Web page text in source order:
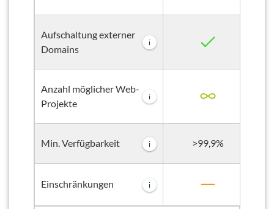
Aufschaltung externer
Domains
i
Anzahl möglicher Web-
Projekte
i
Min. Verfügbarkeit i >99,9%
Einschränkungen i